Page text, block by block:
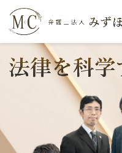
ホーム
相続・遺言
ホーム
相続・遺言